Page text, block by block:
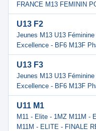
FRANCE M13 FEMININ
U13 F2
Jeunes M13 U13
Excellence - BF6 M13F
U13 F3
Jeunes M13 U13
Excellence - BF6 M13F
U11 M1
M11 - Elite - 1MZ M11M -
M11M - ELITE - FINALE